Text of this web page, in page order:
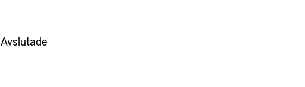
Avslutade